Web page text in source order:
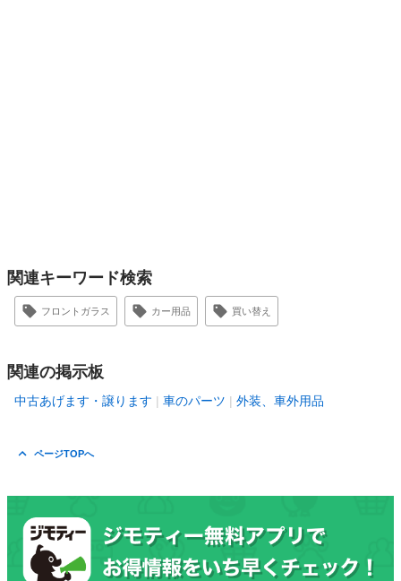
関連キーワード検索
フロントガラス カー用品 買い替え
関連の掲示板
中古あげます・譲ります 車のパーツ 外装、車外用品
ページTOPへ